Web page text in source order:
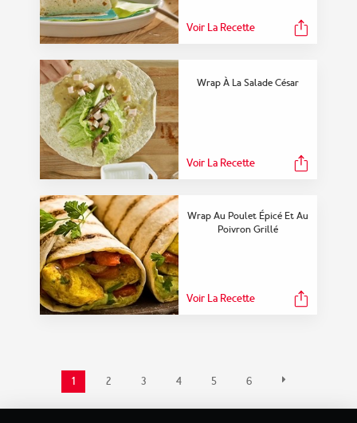
Voir La Recette
Wrap À La Salade César
Voir La Recette
Wrap Au Poulet Épicé Et Au
Poivron Grillé
Voir La Recette
1 2 3 4 5 6